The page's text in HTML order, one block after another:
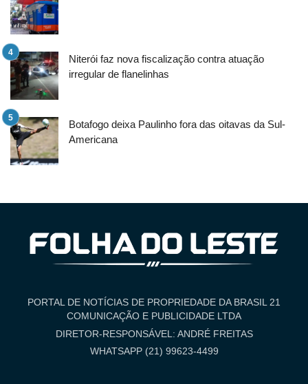
Niterói faz nova fiscalização contra atuação
irregular de flanelinhas
Botafogo deixa Paulinho fora das oitavas da Sul-
Americana
PORTAL DE NOTÍCIAS DE PROPRIEDADE DA BRASIL 21
COMUNICAÇÃO E PUBLICIDADE LTDA
DIRETOR-RESPONSÁVEL: ANDRÉ FREITAS
WHATSAPP (21) 99623-4499